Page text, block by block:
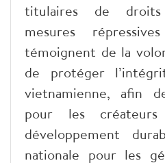
titulaires de droits
mesures
témoignent de la
de protéger
vietnamienne, afin
pour les
développement
nationale pour les